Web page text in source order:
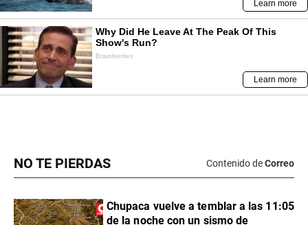
NO TE PIERDAS Contenido deCorreo
Chupaca vuelve a temblar a las 11:05
de la noche con un sismo de